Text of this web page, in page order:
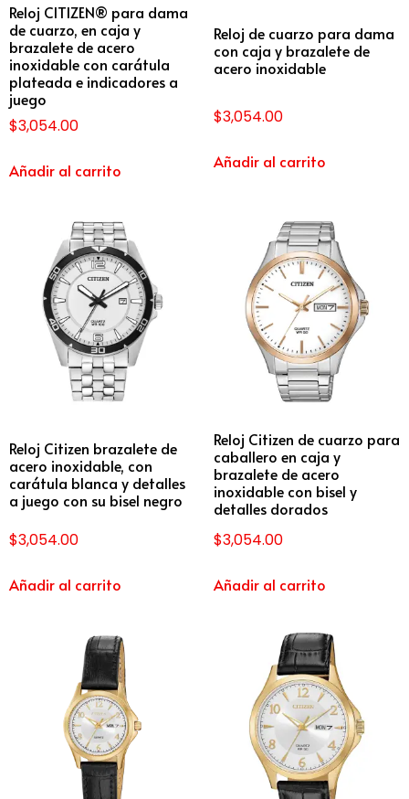
Reloj CITIZEN® para dama
de cuarzo, en caja y
brazalete de acero
inoxidable con carátula
plateada e indicadores a
juego
$3,054.00
Añadir al carrito
Reloj de cuarzo para dama
con caja y brazalete de
acero inoxidable
$3,054.00
Añadir al carrito
Reloj Citizen brazalete de
acero inoxidable, con
carátula blanca y detalles
a juego con su bisel negro
$3,054.00
Añadir al carrito
Reloj Citizen de cuarzo para
caballero en caja y
brazalete de acero
inoxidable con bisel y
detalles dorados
$3,054.00
Añadir al carrito